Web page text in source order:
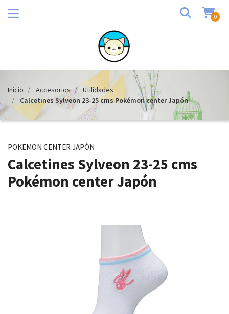
0
Inicio Accesorios
Utilidades
Calcetines Sylveon 23-25 cms Pokémon center Japón
POKEMON CENTER JAPÓN
Calcetines Sylveon 23-25 cms
Pokémon center Japón